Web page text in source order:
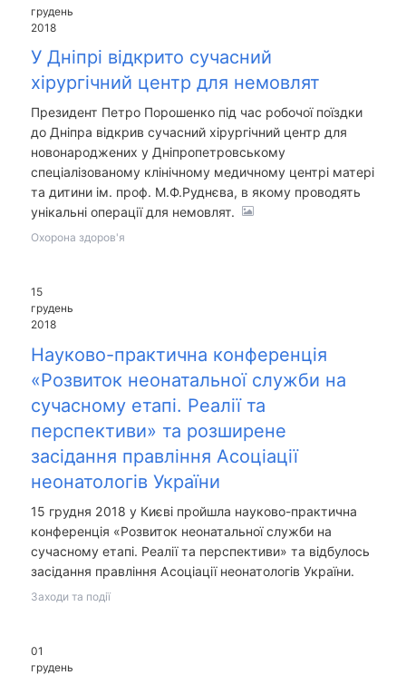
грудень
2018
У Дніпрі відкрито сучасний
хірургічний центр для немовлят
Президент Петро Порошенко під час робочої поїздки
до Дніпра відкрив сучасний хірургічний центр для
новонароджених у Дніпропетровському
спеціалізованому клінічному медичному центрі матері
та дитини ім. проф. М.Ф.Руднєва, в якому проводять
унікальні операції для немовлят.
Охорона здоров'я
15
грудень
2018
Науково-практична конференція
«Розвиток неонатальної служби на
сучасному етапі. Реалії та
перспективи» та розширене
засідання правління Асоціації
неонатологів України
15 грудня 2018 у Києві пройшла науково-практична
конференція «Розвиток неонатальної служби на
сучасному етапі. Реалії та перспективи» та відбулось
засідання правління Асоціації неонатологів України.
Заходи та події
01
грудень